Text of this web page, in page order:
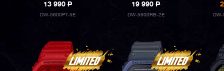
13 990P
DW-5600PT-5E
19 990P
DW-5600RB-2E